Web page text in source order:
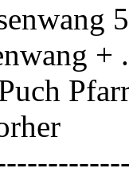
+